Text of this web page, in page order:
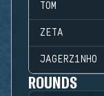
TOM
ZETA
JAGERZ1NHO
ROUNDS